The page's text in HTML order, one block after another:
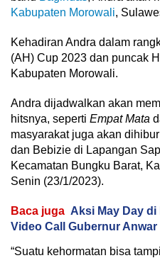
Kabupaten Morowali,
Kehadiran Andra dalam
(AH) Cup 2023 dan puncak
Kabupaten Morowali.
Andra dijadwalkan akan
hitsnya, seperti Empat Mata
masyarakat juga akan
dan Bebizie di Lapangan
Kecamatan Bungku Barat,
Senin (23/1/2023).
Baca juga Aksi May Day
Video Call Gubernur Anwar
“Suatu kehormatan bisa